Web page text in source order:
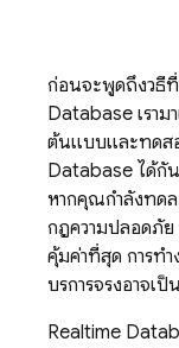
ก่อนจะพูดถึงวิธี
Database เรา
ต้นแบบและทดส
Database ได้กั
หากคุณกำลังทดล
กฎความปลอดภัย
คุ้มค่าที่สุด การทำ
บริการจริงอาจเ
Realtime